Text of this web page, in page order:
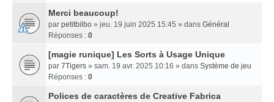
Merci beaucoup!
par petitbilbo » jeu. 19 juin 2025 15:45 » dans Général
Réponses : 0
[magie runique] Les Sorts à Usage Unique
par 7Tigers » sam. 19 avr. 2025 10:16 » dans Système de jeu
Réponses : 0
Polices de caractères de Creative Fabrica